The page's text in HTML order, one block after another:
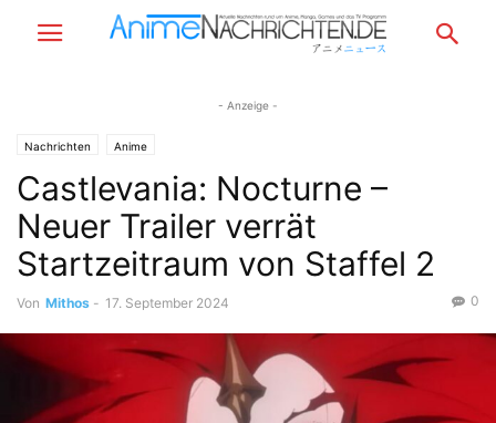
- Anzeige -
Nachrichten Anime
Castlevania: Nocturne –
Neuer Trailer verrät
Startzeitraum von Staffel 2
Von Mithos - 17. September 2024 0